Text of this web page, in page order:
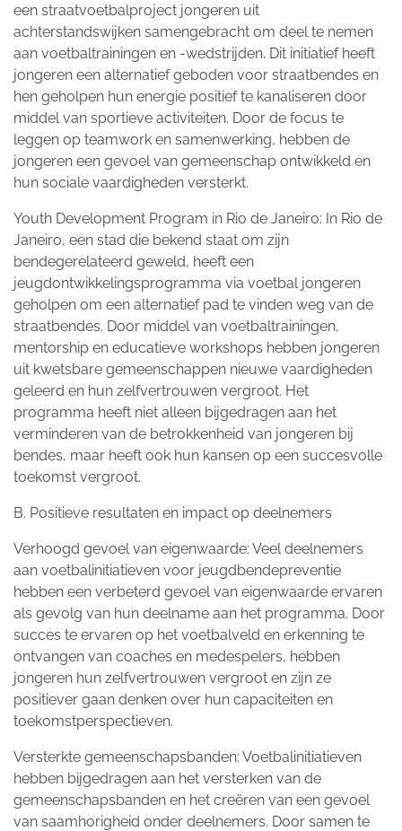
een straatvoetbalproject jongeren uit
achterstandswijken samengebracht om deel te nemen
aan voetbaltrainingen en -wedstrijden. Dit initiatief heeft
jongeren een alternatief geboden voor straatbendes en
hen geholpen hun energie positief te kanaliseren door
middel van sportieve activiteiten. Door de focus te
leggen op teamwork en samenwerking, hebben de
jongeren een gevoel van gemeenschap ontwikkeld en
hun sociale vaardigheden versterkt.
Youth Development Program in Rio de Janeiro: In Rio de
Janeiro, een stad die bekend staat om zijn
bendegerelateerd geweld, heeft een
jeugdontwikkelingsprogramma via voetbal jongeren
geholpen om een alternatief pad te vinden weg van de
straatbendes. Door middel van voetbaltrainingen,
mentorship en educatieve workshops hebben jongeren
uit kwetsbare gemeenschappen nieuwe vaardigheden
geleerd en hun zelfvertrouwen vergroot. Het
programma heeft niet alleen bijgedragen aan het
verminderen van de betrokkenheid van jongeren bij
bendes, maar heeft ook hun kansen op een succesvolle
toekomst vergroot.
B. Positieve resultaten en impact op deelnemers
Verhoogd gevoel van eigenwaarde: Veel deelnemers
aan voetbalinitiatieven voor jeugdbendepreventie
hebben een verbeterd gevoel van eigenwaarde ervaren
als gevolg van hun deelname aan het programma. Door
succes te ervaren op het voetbalveld en erkenning te
ontvangen van coaches en medespelers, hebben
jongeren hun zelfvertrouwen vergroot en zijn ze
positiever gaan denken over hun capaciteiten en
toekomstperspectieven.
Versterkte gemeenschapsbanden: Voetbalinitiatieven
hebben bijgedragen aan het versterken van de
gemeenschapsbanden en het creëren van een gevoel
van saamhorigheid onder deelnemers. Door samen te